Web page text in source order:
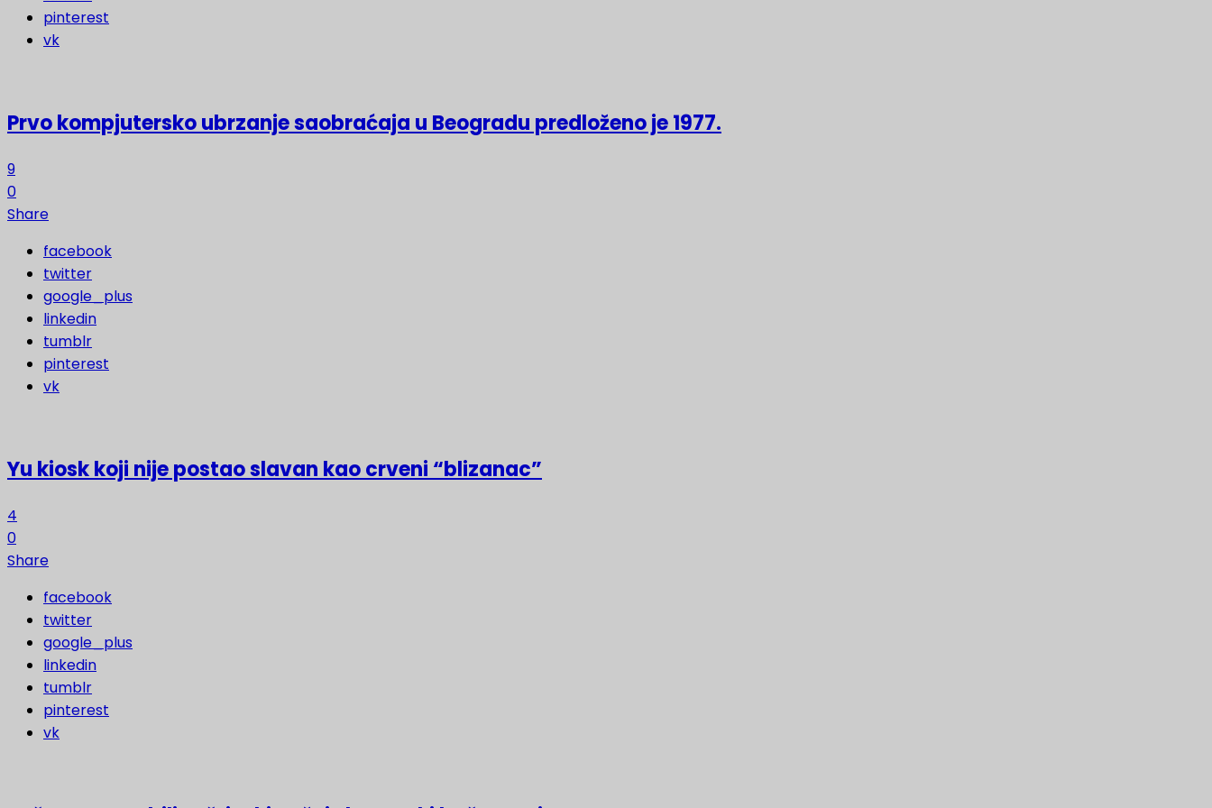
pinterest
vk
Prvo kompjutersko ubrzanje saobraćaja u Beogradu predloženo je 1977.
9
0
Share
facebook
twitter
google_plus
linkedin
tumblr
pinterest
vk
Yu kiosk koji nije postao slavan kao crveni “blizanac”
4
0
Share
facebook
twitter
google_plus
linkedin
tumblr
pinterest
vk